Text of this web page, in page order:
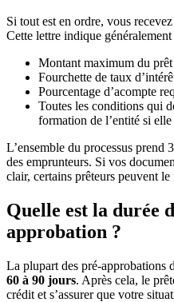
Si tout est en ordre, vous
Cette lettre indique généralement
Montant maximum du
Fourchette de taux
Pourcentage d’acompte
Toutes les conditions qui
formation de l’entité si
L’ensemble du processus prend
des emprunteurs. Si vos
clair, certains prêteurs peuvent
Quelle est la durée
approbation ?
La plupart des pré-approbations
60 à 90 jours. Après cela, le
crédit et s’assurer que votre